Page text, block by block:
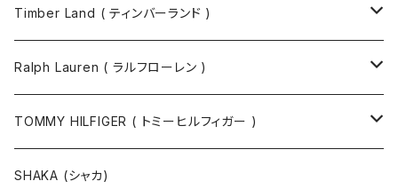
Timber Land ( ティンバーランド )
ソックス
半袖Tシャツ
長袖Tシャツ
Ralph Lauren ( ラルフローレン )
シャツ
帽子
TOMMY HILFIGER ( トミーヒルフィガー )
ジャケット
SHAKA (シャカ)